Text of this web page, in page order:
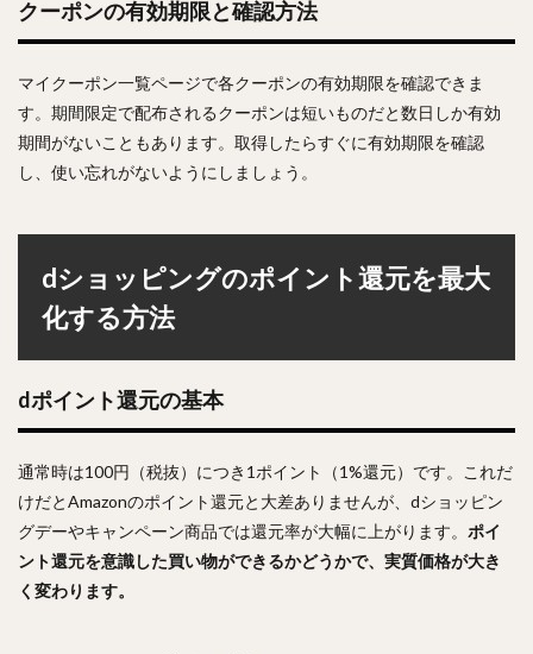
クーポンの有効期限と確認方法
マイクーポン一覧ページで各クーポンの有効期限を確認できま
す。期間限定で配布されるクーポンは短いものだと数日しか有効
期間がないこともあります。取得したらすぐに有効期限を確認
し、使い忘れがないようにしましょう。
dショッピングのポイント還元を最大
化する方法
dポイント還元の基本
通常時は100円（税抜）につき1ポイント（1%還元）です。これだ
けだとAmazonのポイント還元と大差ありませんが、dショッピン
グデーやキャンペーン商品では還元率が大幅に上がります。 ポイ
ント還元を意識した買い物ができるかどうかで、実質価格が大き
く変わります。